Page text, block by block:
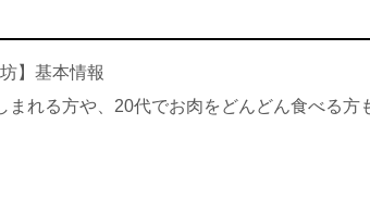
】基本情報
まれる方や、20代でお肉をどんどん食べる